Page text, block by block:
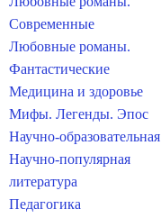
Современные
Любовные романы.
Фантастические
Медицина и здоровье
Мифы. Легенды. Эпос
Научно-образовательная
Научно-популярная
литература
Педагогика